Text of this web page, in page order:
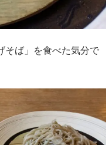
そば」を食べた気分で